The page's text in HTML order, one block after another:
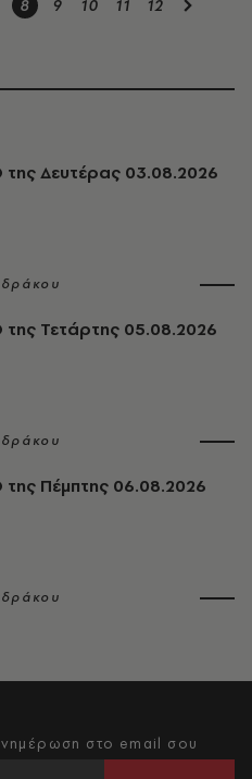
8 9 10 11 12
της Δευτέρας 03.08.2026
της Τετάρτης 05.08.2026
της Πέμπτης 06.08.2026
στο email σου